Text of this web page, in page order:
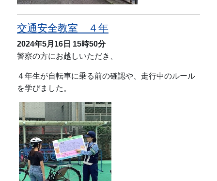
交通安全教室 ４年
2024年5月16日 15時50分
警察の方にお越しいただき、
４年生が自転車に乗る前の確認や、走行中のルール
を学びました。